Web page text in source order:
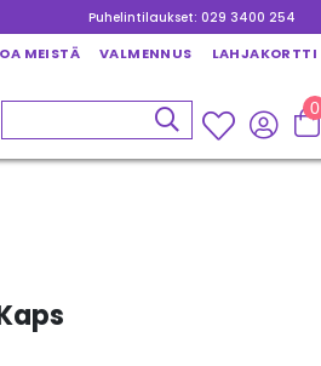
Puhelintilaukset: 029 3400 254
MEISTÄ VALMENNUS LAHJAKORTTI
0